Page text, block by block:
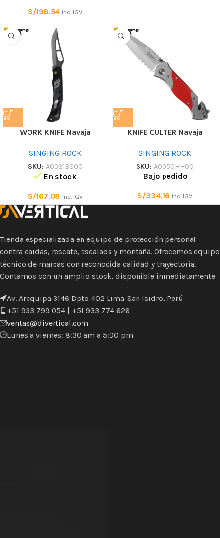
S/198.54 inc. IGV
WORK KNIFE Navaja
SINGING ROCK
SKU: A0031BS00
En stock
S/167.08 inc. IGV
KNIFE CULTER Navaja
SINGING ROCK
SKU: A0050HH00
Bajo pedido
S/334.16 inc. IGV
Tienda especializada en equipo de protección personal
contra caidas, rescate, escalada y montaña. Ofrecemos equipo
técnico de marcas con reconocida calidad y trayectoria.
Contamos con un amplio stock, disponible inmediatamente
Av. Arequipa 3146 Dpto 402 Lima-San Isidro, Perú
+51 933 799 054 | +51 933 774 626
ventas@divertical.com
Lunes a viernes: 8:30 am a 5:00 pm